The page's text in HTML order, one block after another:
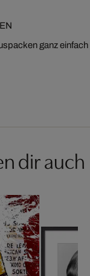
ganz einfach
dir auch